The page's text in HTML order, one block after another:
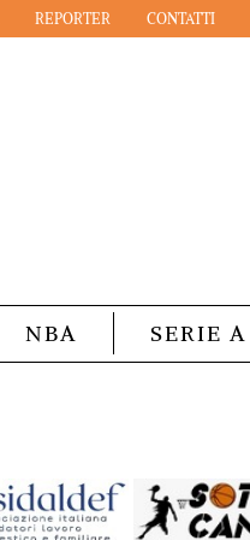
REPORTER CONTATTI
NBA SERIE A